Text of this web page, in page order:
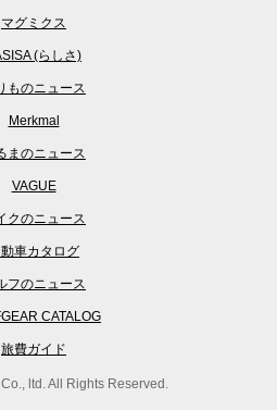
マグミクス
(らしさ)
ものニュース
Merkmal
まのニュース
VAGUE
クのニュース
車カタログ
フのニュース
CATALOG
旅費ガイド
ltd. All Rights Reserved.